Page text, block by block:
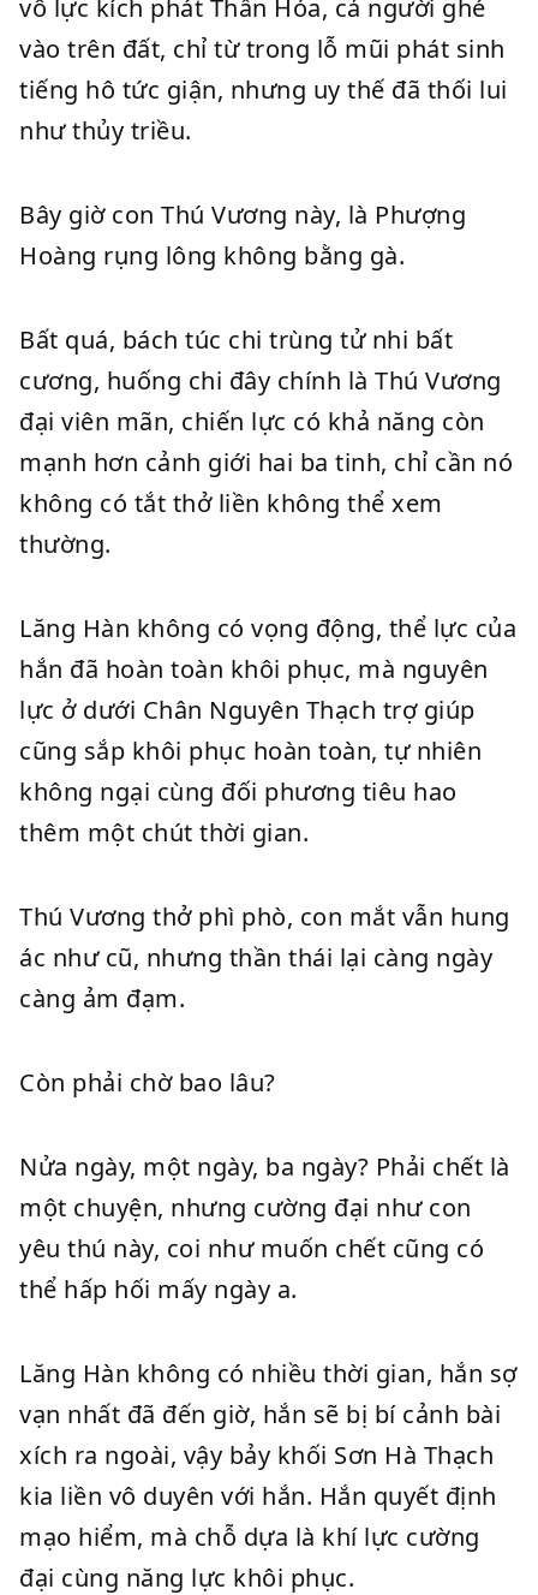
vô lực kích phát Thần Hỏa, cả người ghé
vào trên đất, chỉ từ trong lỗ mũi phát sinh
tiếng hô tức giận, nhưng uy thế đã thối lui
như thủy triều.
Bây giờ con Thú Vương này, là Phượng
Hoàng rụng lông không bằng gà.
Bất quá, bách túc chi trùng tử nhi bất
cương, huống chi đây chính là Thú Vương
đại viên mãn, chiến lực có khả năng còn
mạnh hơn cảnh giới hai ba tinh, chỉ cần nó
không có tắt thở liền không thể xem
thường.
Lăng Hàn không có vọng động, thể lực của
hắn đã hoàn toàn khôi phục, mà nguyên
lực ở dưới Chân Nguyên Thạch trợ giúp
cũng sắp khôi phục hoàn toàn, tự nhiên
không ngại cùng đối phương tiêu hao
thêm một chút thời gian.
Thú Vương thở phì phò, con mắt vẫn hung
ác như cũ, nhưng thần thái lại càng ngày
càng ảm đạm.
Còn phải chờ bao lâu?
Nửa ngày, một ngày, ba ngày? Phải chết là
một chuyện, nhưng cường đại như con
yêu thú này, coi như muốn chết cũng có
thể hấp hối mấy ngày a.
Lăng Hàn không có nhiều thời gian, hắn sợ
vạn nhất đã đến giờ, hắn sẽ bị bí cảnh bài
xích ra ngoài, vậy bảy khối Sơn Hà Thạch
kia liền vô duyên với hắn. Hắn quyết định
mạo hiểm, mà chỗ dựa là khí lực cường
đại cùng năng lực khôi phục.